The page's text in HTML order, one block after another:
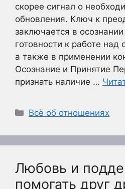
скорее сигнал о
обновления. Ключ к
заключается в
готовности к работе над
а также в применении
Осознание и Принятие
признать наличие …
Рубрики
Всё об отношениях
Любовь и
помогать друг